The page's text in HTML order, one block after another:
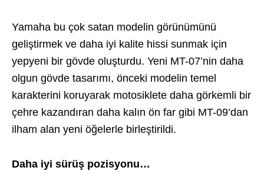
Yamaha bu çok satan modelin görünümünü
geliştirmek ve daha iyi kalite hissi sunmak için
yepyeni bir gövde oluşturdu. Yeni MT-07’nin daha
olgun gövde tasarımı, önceki modelin temel
karakterini koruyarak motosiklete daha görkemli bir
çehre kazandıran daha kalın ön far gibi MT-09’dan
ilham alan yeni öğelerle birleştirildi.
Daha iyi sürüş pozisyonu…